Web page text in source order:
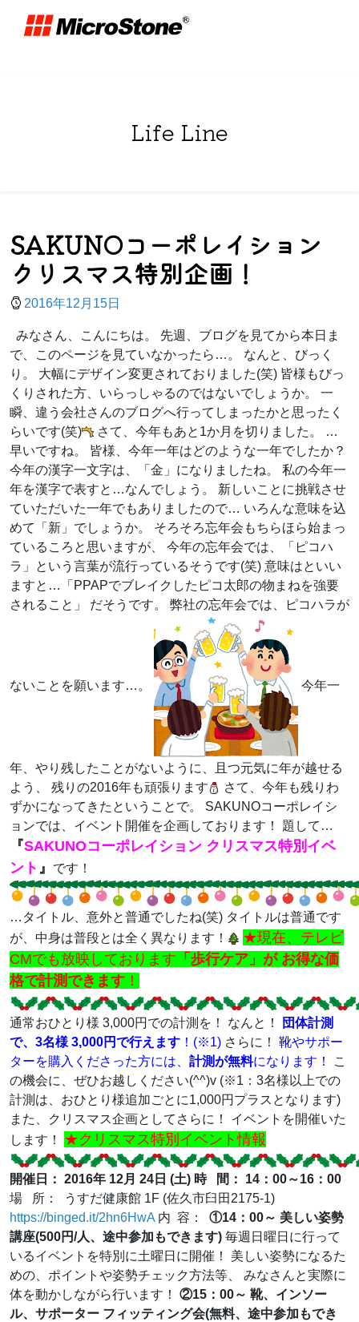
Life Line
SAKUNOコーポレイション
クリスマス特別企画！
2016年12月15日
みなさん、こんにちは。 先週、ブログを見てから本日ま
で、このページを見ていなかったら…。 なんと、びっく
り。 大幅にデザイン変更されておりました(笑) 皆様もびっ
くりされた方、いらっしゃるのではないでしょうか。 一
瞬、違う会社さんのブログへ行ってしまったかと思ったく
らいです(笑)
さて、今年もあと1か月を切りました。 …
早いですね。 皆様、今年一年はどのような一年でしたか？
今年の漢字一文字は、「金」になりましたね。 私の今年一
年を漢字で表すと…なんでしょう。 新しいことに挑戦させ
ていただいた一年でもありましたので… いろんな意味を込
めて「新」でしょうか。 そろそろ忘年会もちらほら始まっ
ているころと思いますが、 今年の忘年会では、「ピコハ
ラ」という言葉が流行っているそうです(笑) 意味はといい
ますと…「PPAPでブレイクしたピコ太郎の物まねを強要
されること」 だそうです。 弊社の忘年会では、ピコハラが
ないことを願います…。 今年一
年、やり残したことがないように、且つ元気に年が越せる
よう、 残りの2016年も頑張ります
さて、今年も残りわ
ずかになってきたということで。 SAKUNOコーポレイシ
ョンでは、イベント開催を企画しております！ 題して…
『SAKUNOコーポレイション クリスマス特別イベ
ント 』 です！
…タイトル、意外と普通でしたね(笑) タイトルは普通です
が、中身は普段とは全く異なります！
★現在、テレビ
CMでも放映しております 「歩行ケア」が お得な価
格で計測できます ！
通常おひとり様 3,000円での計測を！ なんと！
団体計測
で、3名様 3,000円で行えます ！(※1) さらに！ 靴やサポー
ターを購入くださった方には、 計測が無料になります ！
こ
の機会に、ぜひお越しください(^^)v (※1：3名様以上での
計測は、おひとり様追加ごとに1,000円プラスとなります)
また、クリスマス企画としてさらに！ イベントを開催いた
します！ ★クリスマス特別イベント情報
開催日： 2016年 12月 24日 (土) 時 間： 14：00～16：00
場 所： うすだ健康館 1F (佐久市臼田2175-1)
https://binged.it/2hn6HwA 内 容： ①14：00～ 美しい姿勢
講座(500円/人、途中参加もできます) 毎週日曜日に行って
いるイベントを特別に土曜日に開催！ 美しい姿勢になるた
めの、ポイントや姿勢チェック方法等、 みなさんと実際に
体を動かしながら行います！ ②15：00～ 靴、インソー
ル、サポーター フィッティング会(無料、途中参加もでき